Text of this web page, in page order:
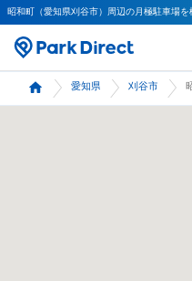
昭和町（愛知県刈谷市）周辺の月極駐車場
愛知県 刈谷市